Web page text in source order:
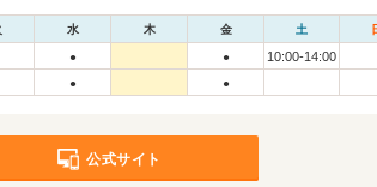
水 木 金 土
● ●
10:00-14:00
● ●
公式サイト